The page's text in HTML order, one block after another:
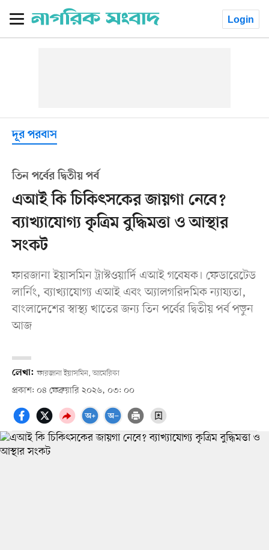
Login
দূর পরবাস
তিন পর্বের দ্বিতীয় পর্ব
এআই কি চিকিৎসকের জায়গা নেবে?
ব্যাখ্যাযোগ্য কৃত্রিম বুদ্ধিমত্তা ও আস্থার
সংকট
ফারজানা ইয়াসমিন ট্রাস্টওয়ার্দি এআই গবেষক। ফেডারেটেড
লার্নিং, ব্যাখ্যাযোগ্য এআই এবং অ্যালগরিদমিক ন্যায্যতা,
বাংলাদেশের স্বাস্থ্য খাতের জন্য তিন পর্বের দ্বিতীয় পর্ব পড়ুন
আজ
লেখা: ফারজানা ইয়াসমিন, আমেরিকা
প্রকাশ: ০৪ ফেব্রুয়ারি ২০২৬, ০৩: ০০